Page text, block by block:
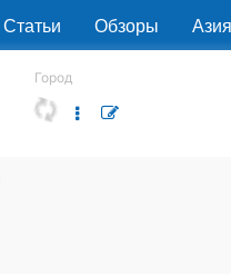
Статьи Обзоры Азия
Город